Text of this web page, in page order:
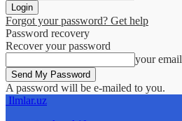
Forgot your password? Get help
Password recovery
Recover your password
your email
A password will be e-mailed to you.
Ilmlar.uz